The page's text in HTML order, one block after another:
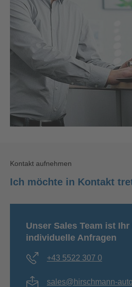
Kontakt aufnehmen
Ich möchte in Kontakt
Unser Sales Team ist
individuelle Anfragen
+43 5522 307 0
sales@hirschmann-